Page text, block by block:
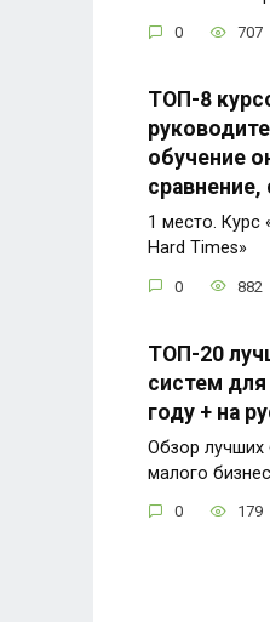
0 707
ТОП-8
обучение
1 место. Курс
Hard Times»
0 882
ТОП-20
систем
году + на
Обзор лучших
малого
0 179